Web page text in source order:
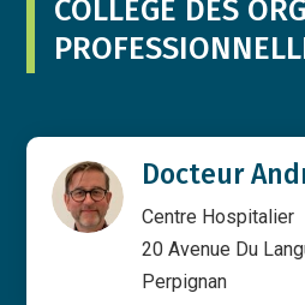
COLLÈGE DES
Docteur
Centre Hospitalier
20 Avenue Du
Perpignan